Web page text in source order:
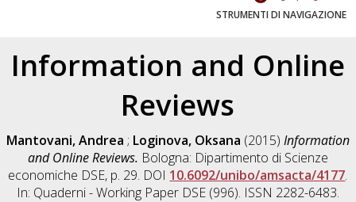
STRUMENTI DI NAVIGAZIONE
Information and Online
Reviews
Mantovani, Andrea ; Loginova, Oksana (2015) Information
and Online Reviews. Bologna: Dipartimento di Scienze
economiche DSE, p. 29. DOI 10.6092/unibo/amsacta/4177.
In: Quaderni - Working Paper DSE (996). ISSN 2282-6483.